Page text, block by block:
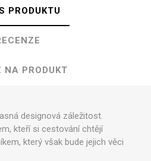
PRODUKTU
NA PRODUKT
designová záležitost.
kteří si cestování chtějí
který však bude jejich věci